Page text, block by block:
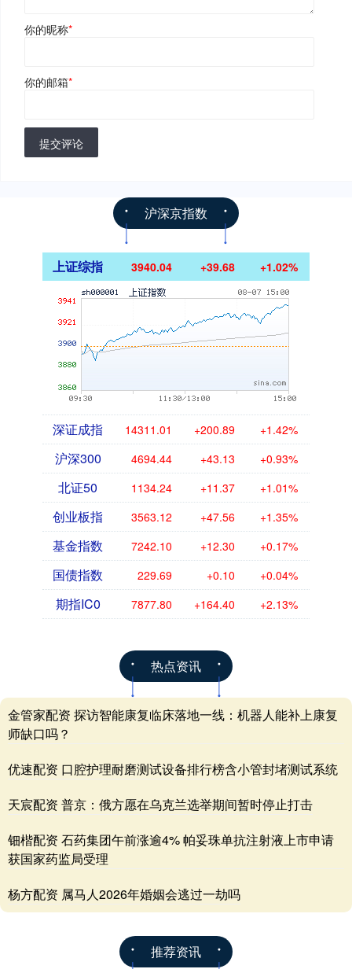
你的昵称*
你的邮箱*
提交评论
沪深京指数
上证综指 3940.04 +39.68 +1.02%
深证成指 14311.01 +200.89 +1.42%
沪深300 4694.44 +43.13 +0.93%
北证50 1134.24 +11.37 +1.01%
创业板指 3563.12 +47.56 +1.35%
基金指数 7242.10 +12.30 +0.17%
国债指数 229.69 +0.10 +0.04%
期指IC0 7877.80 +164.40 +2.13%
热点资讯
金管家配资 探访智能康复临床落地一线：机器人能补上康复
师缺口吗？
优速配资 口腔护理耐磨测试设备排行榜含小管封堵测试系统
天宸配资 普京：俄方愿在乌克兰选举期间暂时停止打击
钿楷配资 石药集团午前涨逾4% 帕妥珠单抗注射液上市申请
获国家药监局受理
杨方配资 属马人2026年婚姻会逃过一劫吗
推荐资讯